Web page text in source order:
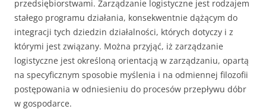
przedsiębiorstwami. Zarządzanie logistyczne jest rodzajem
stałego programu działania, konsekwentnie dążącym do
integracji tych dziedzin działalności, których dotyczy i z
którymi jest związany. Można przyjąć, iż zarządzanie
logistyczne jest określoną orientacją w zarządzaniu, opartą
na specyficznym sposobie myślenia i na odmiennej filozofii
postępowania w odniesieniu do procesów przepływu dóbr
w gospodarce.